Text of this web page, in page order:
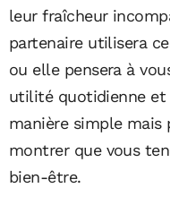
leur fraîcheur
partenaire utilisera
ou elle pensera à
utilité quotidienne et
manière simple
montrer que vous
bien-être.